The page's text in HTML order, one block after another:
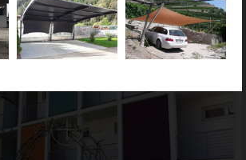
Vele avvolgibili